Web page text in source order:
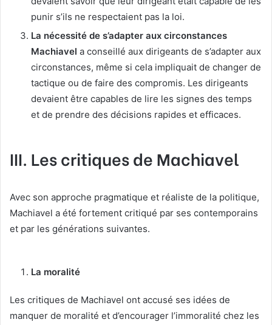
punir s’ils ne respectaient pas la loi.
La nécessité de s’adapter aux circonstances
Machiavel a conseillé aux dirigeants de s’adapter aux
circonstances, même si cela impliquait de changer de
tactique ou de faire des compromis. Les dirigeants
devaient être capables de lire les signes des temps
et de prendre des décisions rapides et efficaces.
III. Les critiques de Machiavel
Avec son approche pragmatique et réaliste de la politique,
Machiavel a été fortement critiqué par ses contemporains
et par les générations suivantes.
La moralité
Les critiques de Machiavel ont accusé ses idées de
manquer de moralité et d’encourager l’immoralité chez les